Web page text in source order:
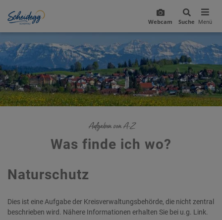
Webcam Suche Menü
Aufgaben von A-Z
Was finde ich wo?
Naturschutz
Dies ist eine Aufgabe der Kreisverwaltungsbehörde, die nicht zentral
beschrieben wird. Nähere Informationen erhalten Sie bei u.g. Link.